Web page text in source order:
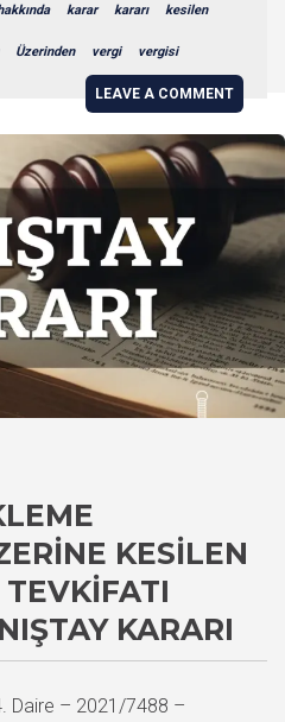
karar kararı kesilen
Üzerinden vergi vergisi
LEAVE A COMMENT
KESILEN
KARARI
Daire – 2021/7488 –